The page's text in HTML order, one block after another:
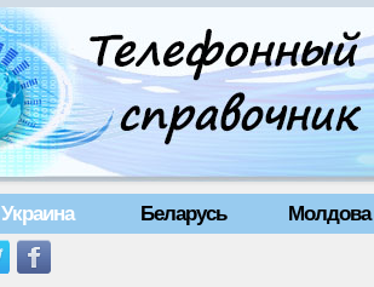
Украина Беларусь Молдова